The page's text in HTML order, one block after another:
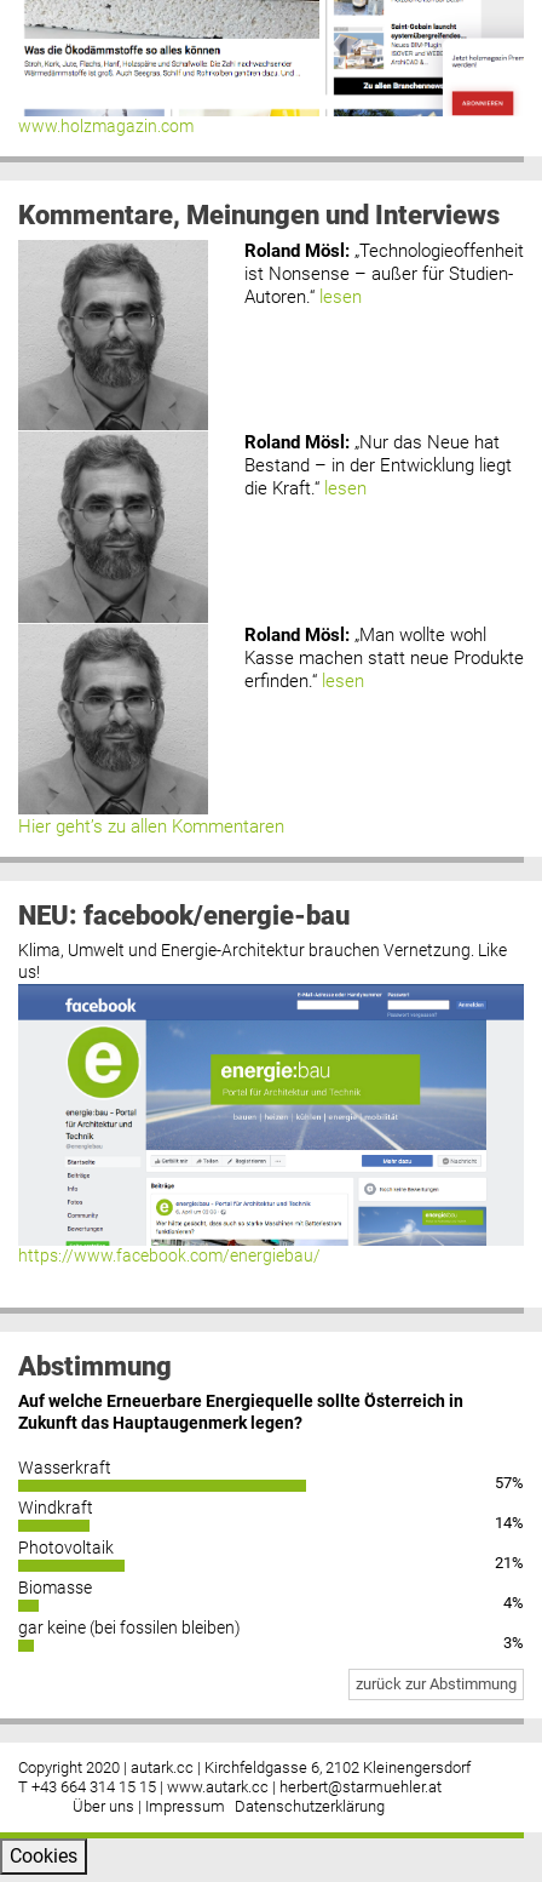
www.holzmagazin.com
Kommentare, Meinungen und Interviews
Roland Mösl : „Technologieoffenheit
ist Nonsense – außer für Studien-
Autoren.“ lesen
Roland Mösl : „Nur das Neue hat
Bestand – in der Entwicklung liegt
die Kraft.“ lesen
Roland Mösl : „Man wollte wohl
Kasse machen statt neue Produkte
erfinden.“ lesen
Hier geht’s zu allen Kommentaren
NEU: facebook/energie-bau
Klima, Umwelt und Energie-Architektur brauchen Vernetzung. Like
us!
https://www.facebook.com/energiebau/
Abstimmung
Auf welche Erneuerbare Energiequelle sollte Österreich in
Zukunft das Hauptaugenmerk legen?
Wasserkraft
57%
Windkraft
14%
Photovoltaik
21%
Biomasse
4%
gar keine (bei fossilen bleiben)
3%
zurück zur Abstimmung
Copyright 2020 | autark.cc | Kirchfeldgasse 6, 2102 Kleinengersdorf
T +43 664 314 15 15 | www.autark.cc | herbert@starmuehler.at
Über uns | Impressum Datenschutzerklärung
Cookies